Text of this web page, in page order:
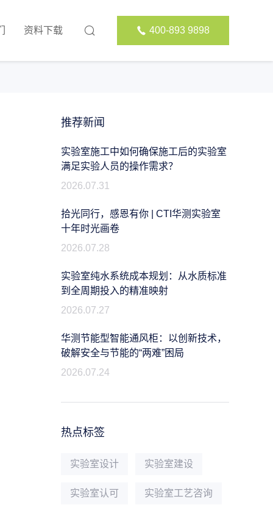
400-893 9898
资料下载
推荐新闻
实验室施工中如何确保施工后的实验室
满足实验人员的操作需求？
2026.07.31
拾光同行，感恩有你 | CTI华测实验室
十年时光画卷
2026.07.28
实验室纯水系统成本规划：从水质标准
到全周期投入的精准映射
2026.07.27
华测节能型智能通风柜：以创新技术，
破解安全与节能的“两难”困局
2026.07.24
热点标签
实验室设计 实验室建设
实验室认可 实验室工艺咨询